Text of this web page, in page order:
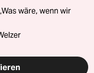
wäre, wenn wir